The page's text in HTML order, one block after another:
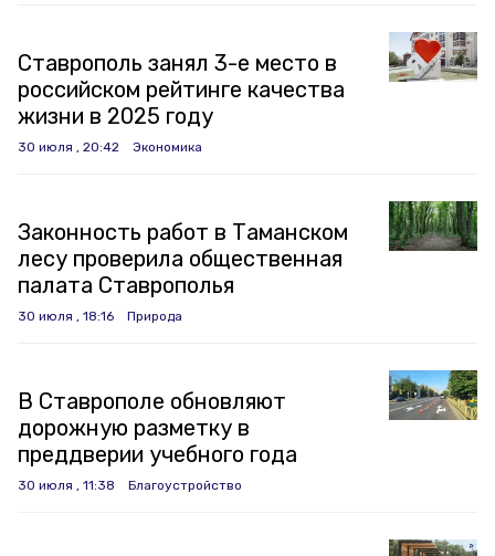
Ставрополь занял 3-е место в
российском рейтинге качества
жизни в 2025 году
30 июля , 20:42 Экономика
Законность работ в Таманском
лесу проверила общественная
палата Ставрополья
30 июля , 18:16 Природа
В Ставрополе обновляют
дорожную разметку в
преддверии учебного года
30 июля , 11:38 Благоустройство